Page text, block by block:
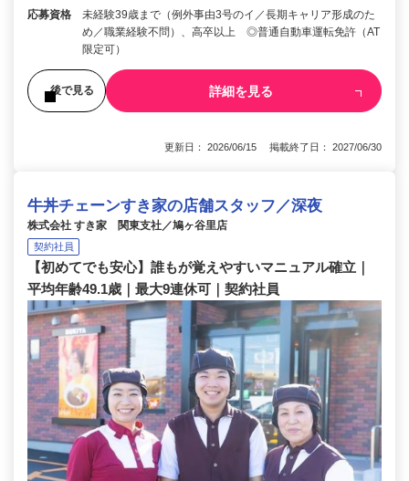
応募資格
未経験39歳まで（例外事由3号のイ／長期キャリア形成のた
め／職業経験不問）、高卒以上 ◎普通自動車運転免許（AT
限定可）
後で見る 詳細を見る
更新日： 2026/06/15 掲載終了日： 2027/06/30
牛丼チェーンすき家の店舗スタッフ／深夜
株式会社 すき家 関東支社／鳩ヶ谷里店
契約社員
【初めてでも安心】誰もが覚えやすいマニュアル確立｜
平均年齢49.1歳｜最大9連休可｜契約社員